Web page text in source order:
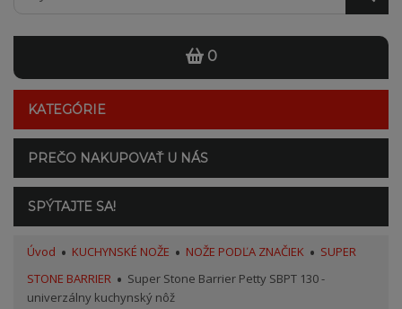
0
KATEGÓRIE
PREČO NAKUPOVAŤ U NÁS
SPÝTAJTE SA!
Úvod KUCHYNSKÉ NOŽE NOŽE PODĽA ZNAČIEK
SUPER
STONE BARRIER
Super Stone Barrier Petty SBPT 130 -
univerzálny kuchynský nôž